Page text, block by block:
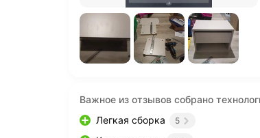
Важное из отзывов собрано
Легкая сборка
5